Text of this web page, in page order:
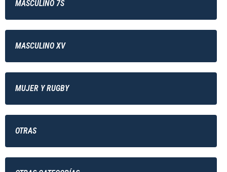
MASCULINO 7S
MASCULINO XV
MUJER Y RUGBY
OTRAS